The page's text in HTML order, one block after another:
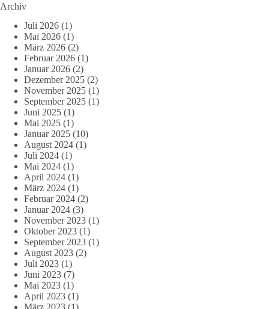
Archiv
Juli 2026 (1)
Mai 2026 (1)
März 2026 (2)
Februar 2026 (1)
Januar 2026 (2)
Dezember 2025 (2)
November 2025 (1)
September 2025 (1)
Juni 2025 (1)
Mai 2025 (1)
Januar 2025 (10)
August 2024 (1)
Juli 2024 (1)
Mai 2024 (1)
April 2024 (1)
März 2024 (1)
Februar 2024 (2)
Januar 2024 (3)
November 2023 (1)
Oktober 2023 (1)
September 2023 (1)
August 2023 (2)
Juli 2023 (1)
Juni 2023 (7)
Mai 2023 (1)
April 2023 (1)